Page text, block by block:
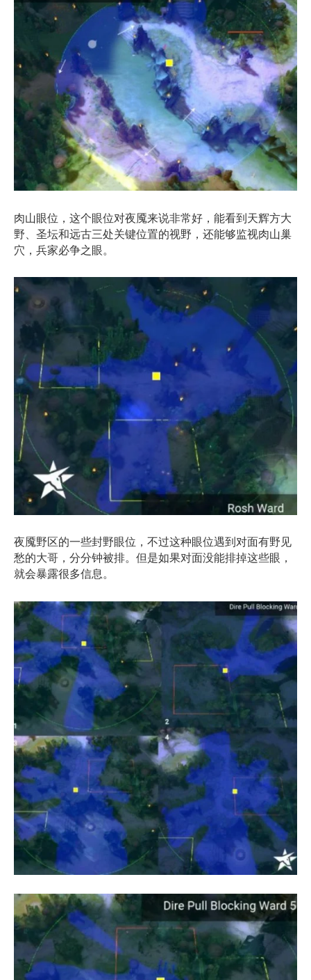
肉山眼位，这个眼位对夜魇来说非常好，能看到天辉方大
野、圣坛和远古三处关键位置的视野，还能够监视肉山巢
穴，兵家必争之眼。
夜魇野区的一些封野眼位，不过这种眼位遇到对面有野见
愁的大哥，分分钟被排。但是如果对面没能排掉这些眼，
就会暴露很多信息。